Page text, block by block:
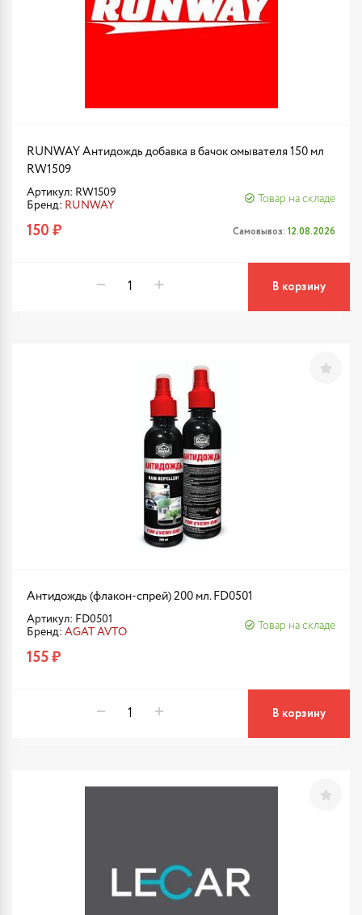
RUNWAY Антидождь добавка в бачок омывателя 150 мл
RW1509
Артикул: RW1509
Бренд: RUNWAY
Товар на складе
150 ₽ Самовывоз: 12.08.2026
В корзину
Антидождь (флакон-спрей) 200 мл. FD0501
Артикул: FD0501
Бренд: AGAT AVTO
Товар на складе
155 ₽
В корзину